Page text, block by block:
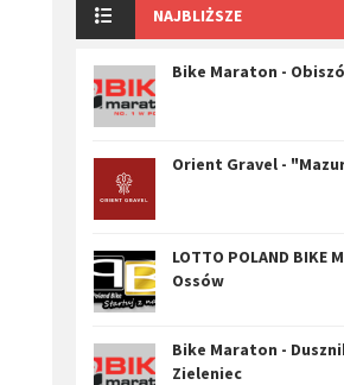
NAJBLIŻSZE
Bike Maraton -
Orient Gravel -
LOTTO POLAND BIKE
Ossów
Bike Maraton -
Zieleniec